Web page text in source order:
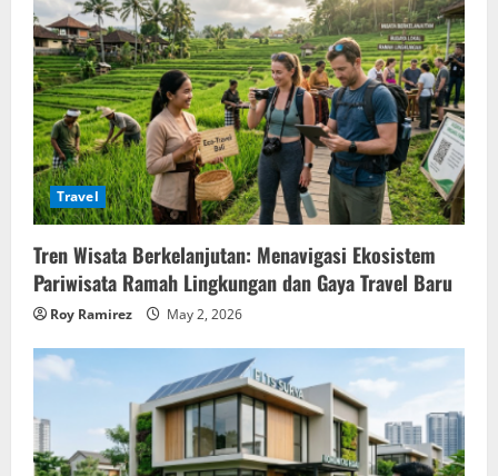
Travel
Tren Wisata Berkelanjutan: Menavigasi Ekosistem
Pariwisata Ramah Lingkungan dan Gaya Travel Baru
Roy Ramirez May 2, 2026